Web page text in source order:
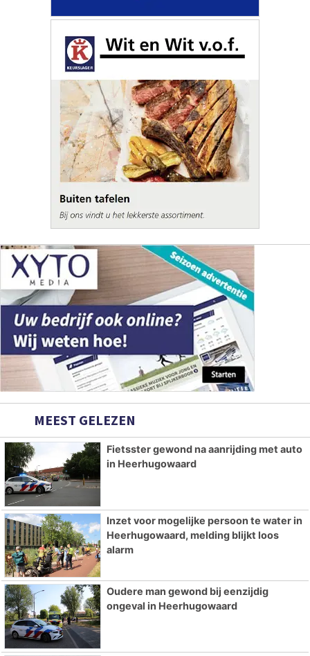
MEEST GELEZEN
Fietsster gewond na aanrijding met auto
in Heerhugowaard
Inzet voor mogelijke persoon te water in
Heerhugowaard, melding blijkt loos
alarm
Oudere man gewond bij eenzijdig
ongeval in Heerhugowaard